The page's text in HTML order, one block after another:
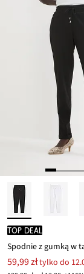
TOP DEAL
59,99 złtylko do